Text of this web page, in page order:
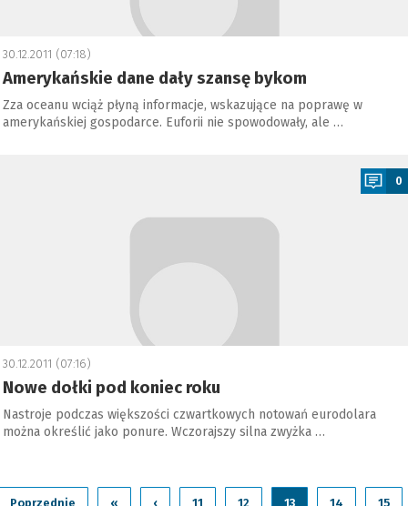
30.12.2011 (07:18)
Amerykańskie dane dały szansę bykom
Zza oceanu wciąż płyną informacje, wskazujące na poprawę w
amerykańskiej gospodarce. Euforii nie spowodowały, ale …
0
30.12.2011 (07:16)
Nowe dołki pod koniec roku
Nastroje podczas większości czwartkowych notowań eurodolara
można określić jako ponure. Wczorajszy silna zwyżka …
Poprzednie « ‹ 11 12 13 14 15